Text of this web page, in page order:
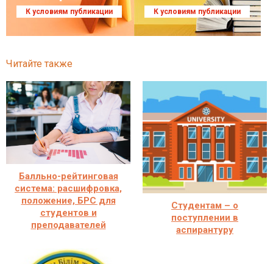
К условиям публикации К условиям публикации
Читайте также
Балльно-рейтинговая
система: расшифровка,
положение, БРС для
студентов и
преподавателей
Студентам – о
поступлении в
аспирантуру